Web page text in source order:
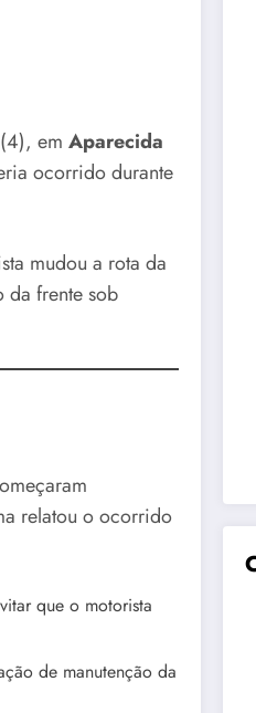
em Aparecida
ocorrido durante
mudou a rota da
da frente sob
relatou o ocorrido
que o motorista
de manutenção da